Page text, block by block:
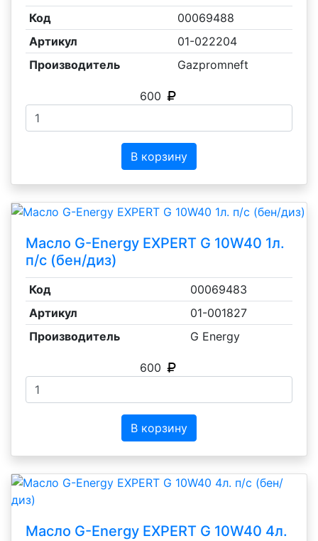
Код
00069488
Артикул
01-022204
Производитель
Gazpromneft
600
В корзину
Масло G-Energy EXPERT G 10W40 1л.
п/с (бен/диз)
Код
00069483
Артикул
01-001827
Производитель
G Energy
600
В корзину
Масло G-Energy EXPERT G 10W40 4л.